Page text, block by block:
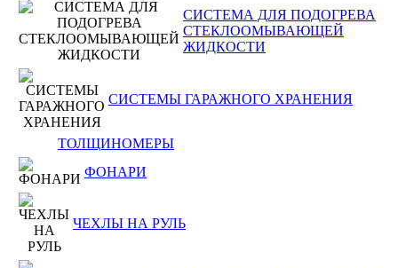
СИСТЕМА ДЛЯ ПОДОГРЕВА
СТЕКЛООМЫВАЮЩЕЙ
ЖИДКОСТИ
СИСТЕМЫ ГАРАЖНОГО ХРАНЕНИЯ
ТОЛЩИНОМЕРЫ
ФОНАРИ
ЧЕХЛЫ НА РУЛЬ